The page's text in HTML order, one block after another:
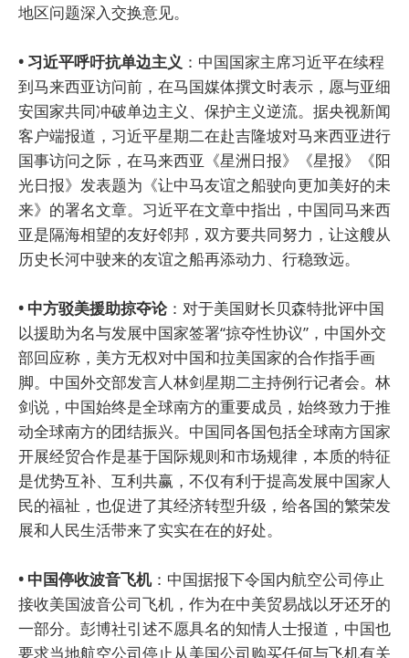
地区问题深入交换意见。
• 习近平呼吁抗单边主义 ：中国国家主席习近平在续程
到马来西亚访问前，在马国媒体撰文时表示，愿与亚细
安国家共同冲破单边主义、保护主义逆流。据央视新闻
客户端报道，习近平星期二在赴吉隆坡对马来西亚进行
国事访问之际，在马来西亚《星洲日报》《星报》《阳
光日报》发表题为《让中马友谊之船驶向更加美好的未
来》的署名文章。习近平在文章中指出，中国同马来西
亚是隔海相望的友好邻邦，双方要共同努力，让这艘从
历史长河中驶来的友谊之船再添动力、行稳致远。
• 中方驳美援助掠夺论：对于美国财长贝森特批评中国
以援助为名与发展中国家签署“掠夺性协议”，中国外交
部回应称，美方无权对中国和拉美国家的合作指手画
脚。中国外交部发言人林剑星期二主持例行记者会。林
剑说，中国始终是全球南方的重要成员，始终致力于推
动全球南方的团结振兴。中国同各国包括全球南方国家
开展经贸合作是基于国际规则和市场规律，本质的特征
是优势互补、互利共赢，不仅有利于提高发展中国家人
民的福祉，也促进了其经济转型升级，给各国的繁荣发
展和人民生活带来了实实在在的好处。
• 中国停收波音飞机：中国据报下令国内航空公司停止
接收美国波音公司飞机，作为在中美贸易战以牙还牙的
一部分。彭博社引述不愿具名的知情人士报道，中国也
要求当地航空公司停止从美国公司购买任何与飞机有关